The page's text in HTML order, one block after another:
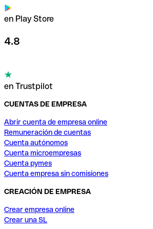
en Play Store
4.8
en Trustpilot
CUENTAS DE EMPRESA
Abrir cuenta de empresa online
Remuneración de cuentas
Cuenta autónomos
Cuenta microempresas
Cuenta pymes
Cuenta empresa sin comisiones
CREACIÓN DE EMPRESA
Crear empresa online
Crear una SL